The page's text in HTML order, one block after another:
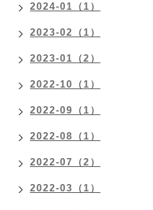
2024-01（1）
2023-02（1）
2023-01（2）
2022-10（1）
2022-09（1）
2022-08（1）
2022-07（2）
2022-03（1）